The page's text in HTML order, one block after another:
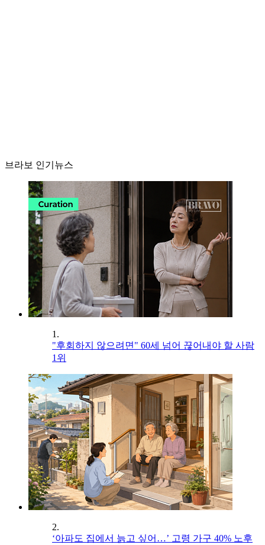
브라보 인기뉴스
1.
"후회하지 않으려면" 60세 넘어 끊어내야 할 사람
1위
2.
‘아파도 집에서 늙고 싶어…’ 고령 가구 40% 노후